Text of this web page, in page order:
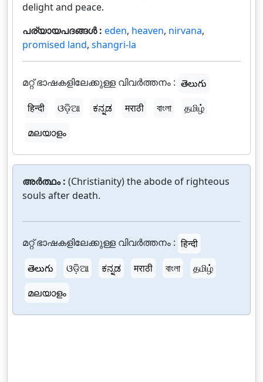
delight and peace.
പര്യായപദങ്ങൾ : eden, heaven, nirvana,
promised land, shangri-la
മറ്റ് ഭാഷകളിലേക്കുള്ള വിവർത്തനം : తెలుగు
हिन्दी
ଓଡ଼ିଆ ಕನ್ನಡ मराठी বাংলা
தமிழ்
മലയാളം
അർത്ഥം : (Christianity) the abode of righteous
souls after death.
മറ്റ് ഭാഷകളിലേക്കുള്ള വിവർത്തനം : हिन्दी
తెలుగు
ଓଡ଼ିଆ ಕನ್ನಡ मराठी বাংলা
தமிழ்
മലയാളം